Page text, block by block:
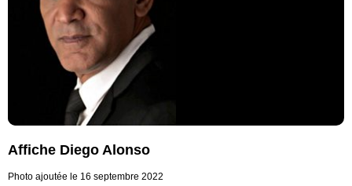
Affiche Diego Alonso
Photo ajoutée le 16 septembre 2022